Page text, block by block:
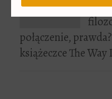
Dziś
połączenie,
książeczce The